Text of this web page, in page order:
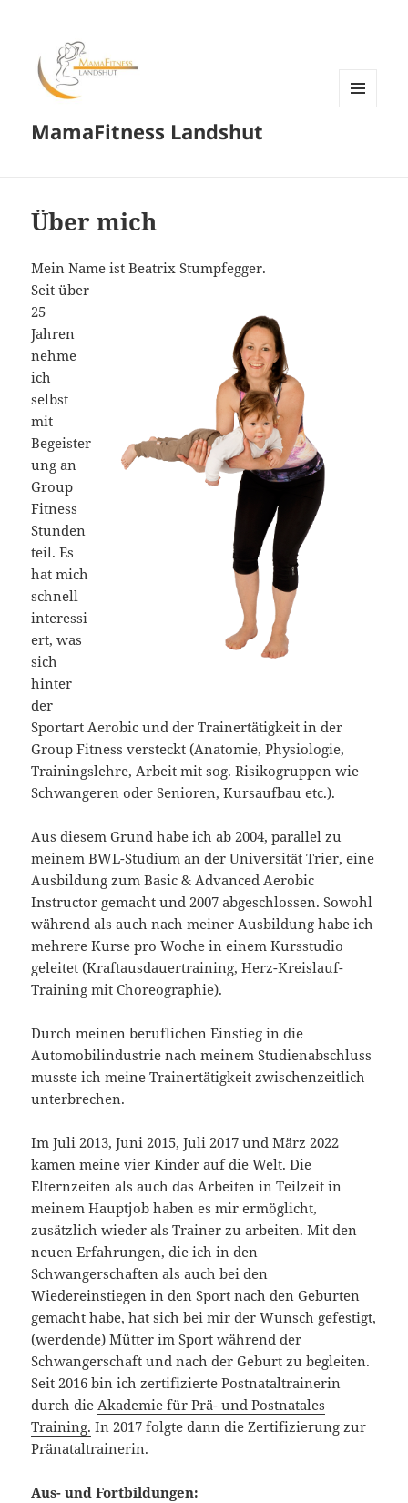
MamaFitness Landshut
Über mich
Mein Name ist Beatrix Stumpfegger.
Seit über
25
Jahren
nehme
ich
selbst
mit
Begeister
ung an
Group
Fitness
Stunden
teil. Es
hat mich
schnell
interessi
ert, was
sich
hinter
der
Sportart Aerobic und der Trainertätigkeit in der
Group Fitness versteckt (Anatomie, Physiologie,
Trainingslehre, Arbeit mit sog. Risikogruppen wie
Schwangeren oder Senioren, Kursaufbau etc.).
Aus diesem Grund habe ich ab 2004, parallel zu
meinem BWL-Studium an der Universität Trier, eine
Ausbildung zum Basic & Advanced Aerobic
Instructor gemacht und 2007 abgeschlossen. Sowohl
während als auch nach meiner Ausbildung habe ich
mehrere Kurse pro Woche in einem Kursstudio
geleitet (Kraftausdauertraining, Herz-Kreislauf-
Training mit Choreographie).
Durch meinen beruflichen Einstieg in die
Automobilindustrie nach meinem Studienabschluss
musste ich meine Trainertätigkeit zwischenzeitlich
unterbrechen.
Im Juli 2013, Juni 2015, Juli 2017 und März 2022
kamen meine vier Kinder auf die Welt. Die
Elternzeiten als auch das Arbeiten in Teilzeit in
meinem Hauptjob haben es mir ermöglicht,
zusätzlich wieder als Trainer zu arbeiten. Mit den
neuen Erfahrungen, die ich in den
Schwangerschaften als auch bei den
Wiedereinstiegen in den Sport nach den Geburten
gemacht habe, hat sich bei mir der Wunsch gefestigt,
(werdende) Mütter im Sport während der
Schwangerschaft und nach der Geburt zu begleiten.
Seit 2016 bin ich zertifizierte Postnataltrainerin
durch dieAkademie für Prä- und Postnatales
Training. In 2017 folgte dann die Zertifizierung zur
Pränataltrainerin.
Aus- und Fortbildungen: